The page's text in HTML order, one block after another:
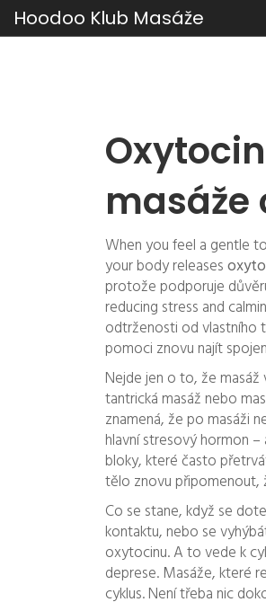
Hoodoo Klub Masáže
When you feel a gentle
your body releases
protože podporuje
reducing stress and
odtrženosti od vlastního
pomoci znovu najít
Nejde jen o to, že masáž
tantrická masáž nebo
znamená, že po masáži
hlavní stresový hormon
bloky, které často
tělo znovu připomenout,
Co se stane, když se
kontaktu, nebo se
oxytocinu. A to vede k
deprese. Masáže, které
cyklus. Není třeba nic